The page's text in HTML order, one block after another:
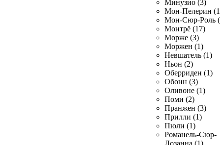
Минузио (3)
Мон-Пелерин
Мон-Сюр-Роль
Монтрё (17)
Морже (3)
Моржен (1)
Невшатель (1)
Ньон (2)
Оберриден (1)
Обонн (3)
Оливоне (1)
Поми (2)
Пранжен (3)
Прилли (1)
Пюли (1)
Романель-Сюр-
Лозанна (1)